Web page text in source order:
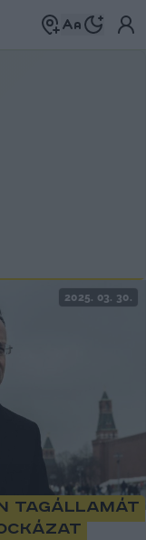
2025. 03. 30.
tagállamát